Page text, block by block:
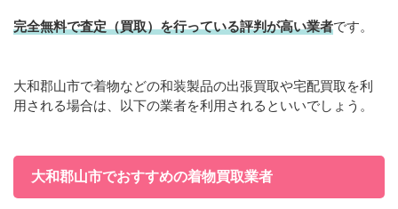
完全無料で査定（買取）を行っている評判が高い業者です。
大和郡山市で着物などの和装製品の出張買取や宅配買取を利
用される場合は、以下の業者を利用されるといいでしょう。
大和郡山市でおすすめの着物買取業者